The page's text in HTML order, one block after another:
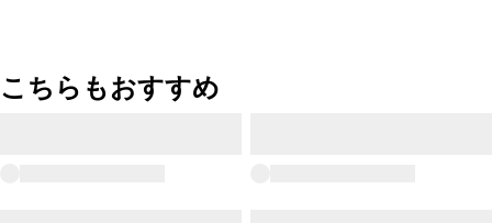
こちらもおすすめ